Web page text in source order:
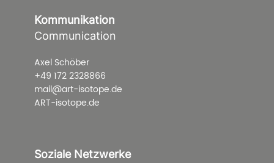
Kommunikation
Communication
Axel Schöber
+49 172 2328866
mail@art-isotope.de
ART-isotope.de
Soziale Netzwerke